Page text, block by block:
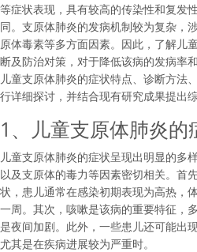
等症状表现，具有较高的传染性和复发
同。支原体肺炎的发病机制较为复杂，
原体毒素等多方面因素。因此，了解儿
断及防治对策，对于降低该病的发病率
儿童支原体肺炎的症状特点、诊断方法
行详细探讨，并结合现有研究成果提出综
1、儿童支原体肺炎的
儿童支原体肺炎的症状呈现出明显的多
以及支原体的毒力等因素密切相关。首
状，患儿通常在感染初期表现为高热，
一周。其次，咳嗽是该病的重要特征，
是夜间加剧。此外，一些患儿还可能出
尤其是在疾病进展较为严重时。